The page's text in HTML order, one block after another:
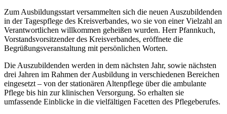
Zum Ausbildungsstart versammelten sich die neuen Auszubildenden
in der Tagespflege des Kreisverbandes, wo sie von einer Vielzahl an
Verantwortlichen willkommen geheißen wurden. Herr Pfannkuch,
Vorstandsvorsitzender des Kreisverbandes, eröffnete die
Begrüßungsveranstaltung mit persönlichen Worten.
Die Auszubildenden werden in dem nächsten Jahr, sowie nächsten
drei Jahren im Rahmen der Ausbildung in verschiedenen Bereichen
eingesetzt – von der stationären Altenpflege über die ambulante
Pflege bis hin zur klinischen Versorgung. So erhalten sie
umfassende Einblicke in die vielfältigen Facetten des Pflegeberufes.